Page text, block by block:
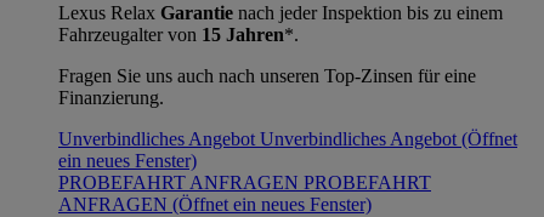
Lexus Relax Garantie nach jeder Inspektion bis zu einem
Fahrzeugalter von 15 Jahren*.
Fragen Sie uns auch nach unseren Top-Zinsen für eine
Finanzierung.
Unverbindliches Angebot Unverbindliches Angebot (Öffnet
ein neues Fenster)
PROBEFAHRT ANFRAGEN PROBEFAHRT
ANFRAGEN (Öffnet ein neues Fenster)